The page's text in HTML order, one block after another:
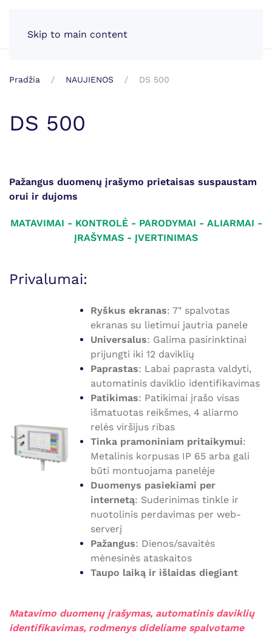
Skip to main content
Pradžia NAUJIENOS DS 500
DS 500
Pažangus duomenų įrašymo prietaisas suspaustam
orui ir dujoms
MATAVIMAI - KONTROLĖ - PARODYMAI - ALIARMAI -
ĮRAŠYMAS - ĮVERTINIMAS
Privalumai:
Ryškus ekranas: 7" spalvotas
ekranas su lietimui jautria panele
Universalus: Galima pasirinktinai
prijungti iki 12 daviklių
Paprastas: Labai paprasta valdyti,
automatinis daviklio identifikavimas
Patikimas: Patikimai įrašo visas
išmatuotas reikšmes, 4 aliarmo
relės viršijus ribas
Tinka pramoniniam pritaikymui:
Metalinis korpusas IP 65 arba gali
būti montuojama panelėje
Duomenys pasiekiami per
internetą: Suderinimas tinkle ir
nuotolinis perdavimas per web-
serverį
Pažangus: Dienos/savaitės
mėnesinės ataskaitos
Taupo laiką ir išlaidas diegiant
Matavimo duomenų įrašymas, automatinis daviklių
identifikavimas, rodmenys dideliame spalvotame